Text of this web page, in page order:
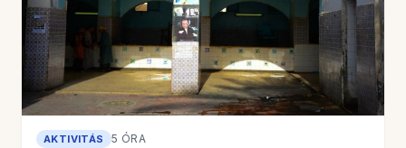
AKTIVITÁS 5 ÓRA